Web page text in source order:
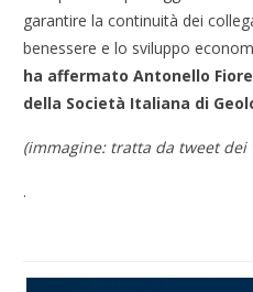
garantire la continuità dei
benessere e lo sviluppo
ha affermato Antonello
della Società Italiana di
(immagine: tratta da tweet dei
.